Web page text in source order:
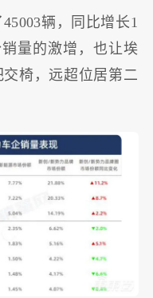
辆，同比增长1
量的激增，也让埃
椅，远超位居第二